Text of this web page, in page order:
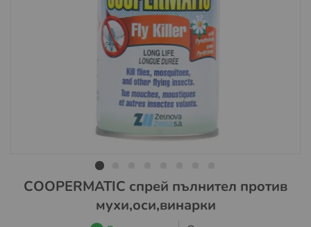
Преминете
COOPERMATIC спрей пълнител против
мухи,оси,винарки